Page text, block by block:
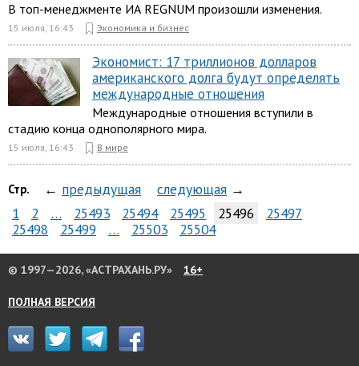
В топ-менеджменте ИА REGNUM произошли изменения.
15 июля, 16:43 Экономика и бизнес
Экономист: 17 триллионов долларов
американского долга будут определять
международные отношения
Международные отношения вступили в
стадию конца однополярного мира.
15 июля, 16:43 В мире
Стр. ← предыдущая следующая →
1
2 … 25493 25494 25495 25496
25497
25498
25499 … 25503 25504
© 1997—2026, «АСТРАХАНЬ.РУ» 16+
ПОЛНАЯ ВЕРСИЯ